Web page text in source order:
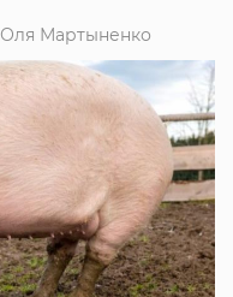
Оля Мартыненко